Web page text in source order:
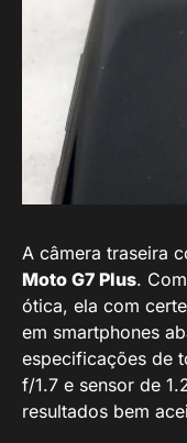
A câmera traseira
Moto G7 Plus.
ótica, ela com
em smartphones
especificações de
f/1.7 e sensor de
resultados bem